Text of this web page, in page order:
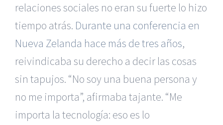
relaciones sociales no eran su fuerte lo hizo
tiempo atrás. Durante una conferencia en
Nueva Zelanda hace más de tres años,
reivindicaba su derecho a decir las cosas
sin tapujos. “No soy una buena persona y
no me importa”, afirmaba tajante. “Me
importa la tecnología: eso es lo